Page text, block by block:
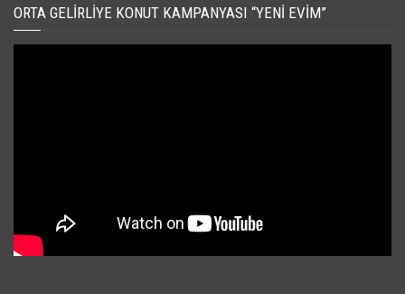
ORTA GELIRLIYE KONUT KAMPANYASI “YENI EVIM”